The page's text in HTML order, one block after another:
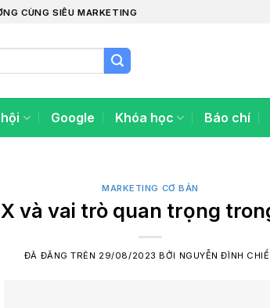
CÙNG SIÊU MARKETING
Google Khóa học Báo chí
MARKETING CƠ BẢN
và vai trò quan trọng
ĐÃ ĐĂNG TRÊN 29/08/2023 BỞI NGUYỄN ĐÌNH